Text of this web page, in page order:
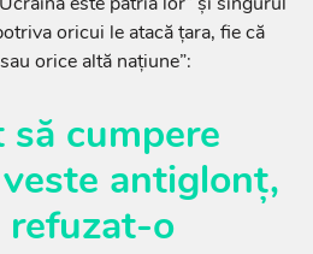
oricui le atacă ţara, fie că
orice altă naţiune”:
cumpere
antiglonţ,
refuzat-o